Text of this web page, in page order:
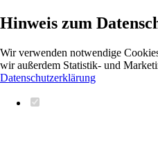
Hinweis zum
Wir verwenden notwendige
wir außerdem Statistik- und
Datenschutzerklärung